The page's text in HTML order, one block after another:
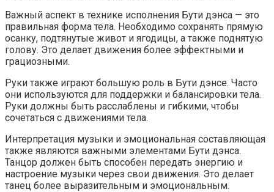
Важный аспект в технике исполнения Бути дэнса — это
правильная форма тела. Необходимо сохранять прямую
осанку, подтянутые живот и ягодицы, а также поднятую
голову. Это делает движения более эффектными и
грациозными.
Руки также играют большую роль в Бути дэнсе. Часто
они используются для поддержки и балансировки тела.
Руки должны быть расслаблены и гибкими, чтобы
сочетаться с движениями тела.
Интерпретация музыки и эмоциональная составляющая
также являются важными элементами Бути дэнса.
Танцор должен быть способен передать энергию и
настроение музыки через свои движения. Это делает
танец более выразительным и эмоциональным.